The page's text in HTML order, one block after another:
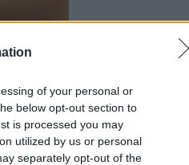
of your personal or
below opt-out section to
is processed you may
utilized by us or personal
separately opt-out of the
ΑΘΛΗΤΙΚΕΣ